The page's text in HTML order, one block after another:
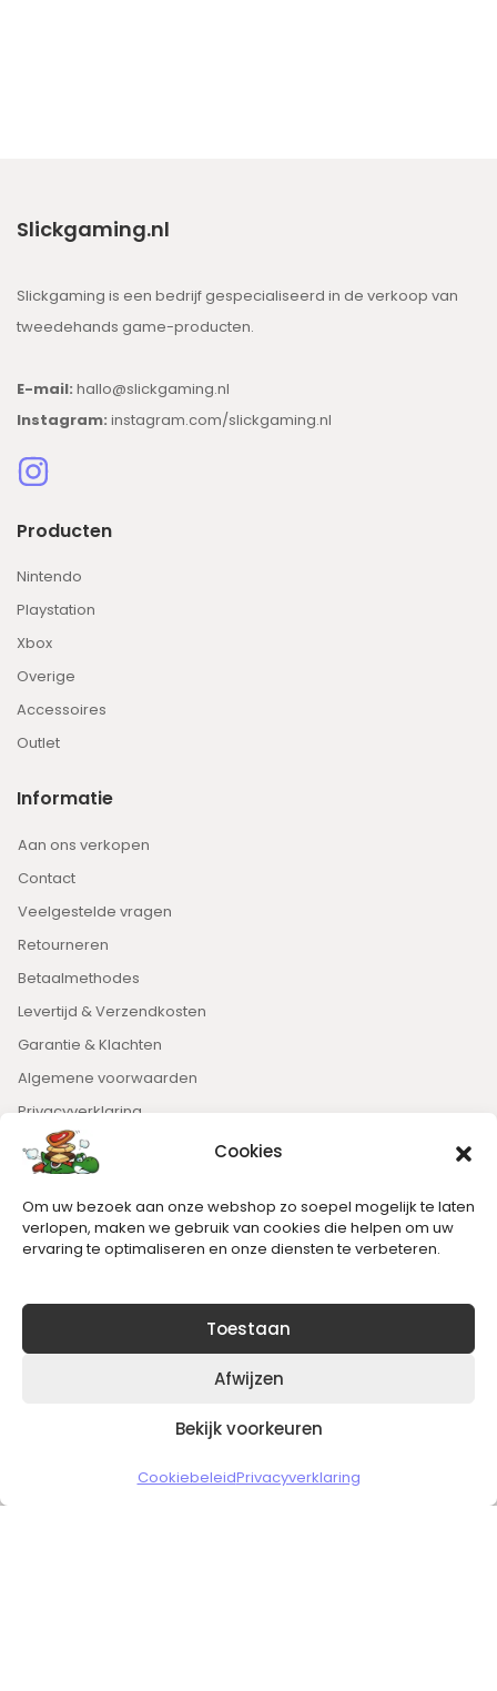
Cookies
Om uw bezoek aan onze webshop zo soepel mogelijk te laten
verlopen, maken we gebruik van cookies die helpen om uw
ervaring te optimaliseren en onze diensten te verbeteren.
Toestaan
Afwijzen
Bekijk voorkeuren
CookiebeleidPrivacyverklaring
Slickgaming.nl
Slickgaming is een bedrijf gespecialiseerd in de verkoop van
tweedehands game-producten.
E-mail: hallo@slickgaming.nl
Instagram: instagram.com/slickgaming.nl
Producten
Nintendo
Playstation
Xbox
Overige
Accessoires
Outlet
Informatie
Aan ons verkopen
Contact
Veelgestelde vragen
Retourneren
Betaalmethodes
Levertijd & Verzendkosten
Garantie & Klachten
Algemene voorwaarden
Privacyverklaring
Nieuwsbrief
Blijft op de hoogte van het laatste nieuws.